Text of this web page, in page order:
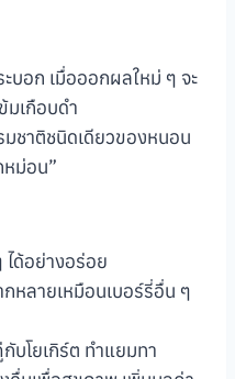
บอก เมื่อออกผลใหม่ ๆ จะ
มเกือบดำ
มชาติชนิดเดียวของหนอน
หม่อน”
ด้อย่างอร่อย
หลายเหมือนเบอร์รี่อื่น ๆ
บโยเกิร์ต ทำแยมทา